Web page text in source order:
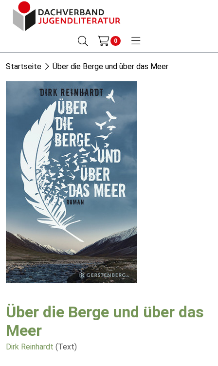
0
Startseite Über die Berge und über das Meer
Über die Berge und über das
Meer
Dirk Reinhardt (Text)